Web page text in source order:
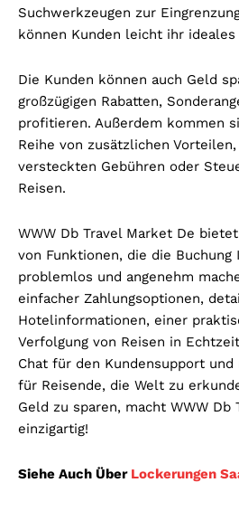
Suchwerkzeugen zur
können Kunden leicht ihr
Die Kunden können auch Geld
großzügigen Rabatten,
profitieren. Außerdem kommen
Reihe von zusätzlichen
versteckten Gebühren oder
Reisen.
WWW Db Travel Market De
von Funktionen, die die Buchung
problemlos und angenehm
einfacher Zahlungsoptionen,
Hotelinformationen, einer
Verfolgung von Reisen in
Chat für den Kundensupport
für Reisende, die Welt zu
Geld zu sparen, macht WWW Db
einzigartig!
Siehe Auch Über Lockerungen